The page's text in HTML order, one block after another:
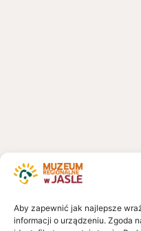
Aby zapewnić jak najlepsze
informacji o urządzeniu. Zgoda